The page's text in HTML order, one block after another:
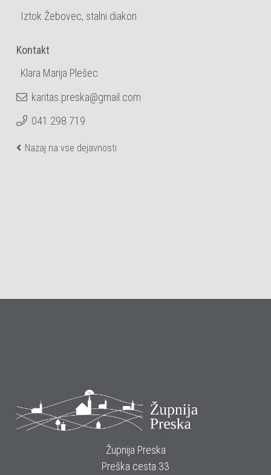
Iztok Žebovec, stalni diakon
Kontakt
Klara Marija Plešec
karitas.preska@gmail.com
041 298 719
Nazaj na vse dejavnosti
Župnija Preska
Preška cesta 33